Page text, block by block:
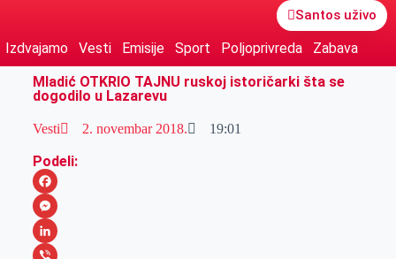
Santos uživo
Izdvajamo Vesti Emisije Sport Poljoprivreda
Zabava
Mladić OTKRIO TAJNU ruskoj istoričarki šta se
dogodilo u Lazarevu
Vesti 2. novembar 2018. 19:01
Podeli:
F
a
c
M
eL